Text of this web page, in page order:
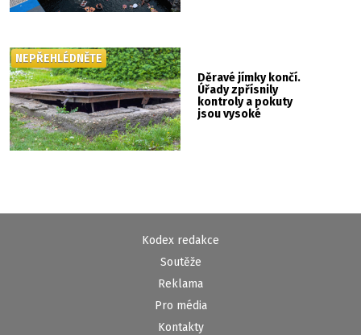
Děravé jímky končí.
Úřady zpřísnily
kontroly a pokuty
jsou vysoké
NEPŘEHLÉDNĚTE
Kodex redakce
Soutěže
Reklama
Pro média
Kontakty